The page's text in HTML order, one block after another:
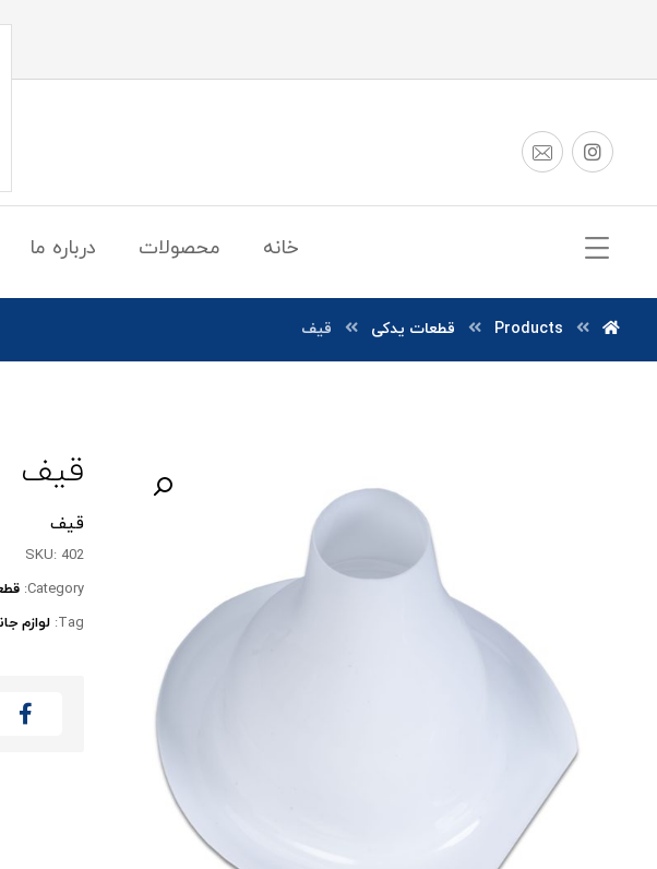
خانه محصولات درباره ما
Products قطعات یدکی قیف
قیف
قیف
SKU: 402
Category:
Tag: لوازم